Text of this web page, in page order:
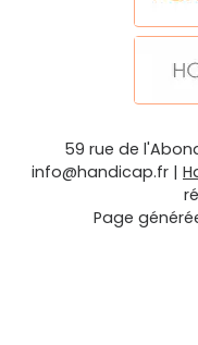
59 rue de
info@handicap.fr |
Page